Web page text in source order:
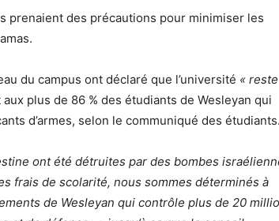
prenaient des précautions pour minimiser les
du campus ont déclaré que l’université « reste
aux plus de 86 % des étudiants de Wesleyan qui
d’armes, selon le communiqué des étudiants.
ont été détruites par des bombes
frais de scolarité, nous sommes déterminés à
de Wesleyan qui contrôle plus de 20